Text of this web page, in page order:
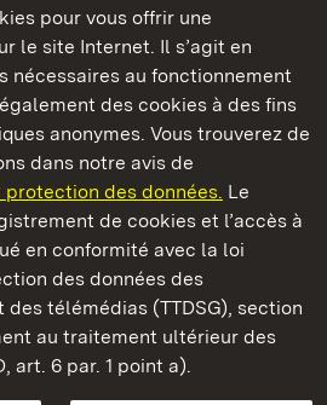
pour vous offrir une
le site Internet. Il s’agit en
nécessaires au fonctionnement
des cookies à des fins
anonymes. Vous trouverez de
dans notre avis de
protection des données. Le
de cookies et l’accès à
en conformité avec la loi
des données des
télémédias (TTDSG), section
au traitement ultérieur des
art. 6 par. 1 point a).
du Bade-Wurtemberg
du Bade-Wurtemberg
légalesProtection des données
Seiten)